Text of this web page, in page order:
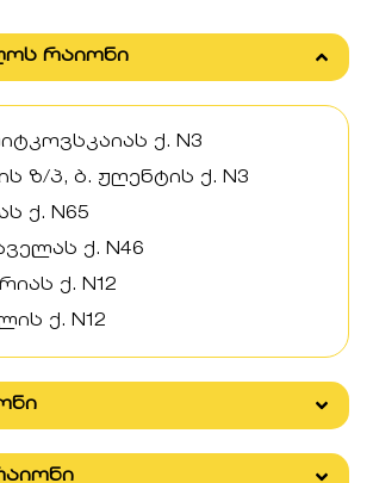
რაიონი
ქ. N3
ზ/პ, ბ. ჟღენტის ქ. N3
ქ. N65
ქ. N46
ქ. N12
ქ. N12